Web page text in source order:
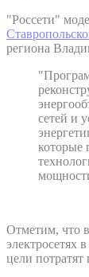
"Россети"
региона
сетей и
которые
Отметим, что
электросетях
цели